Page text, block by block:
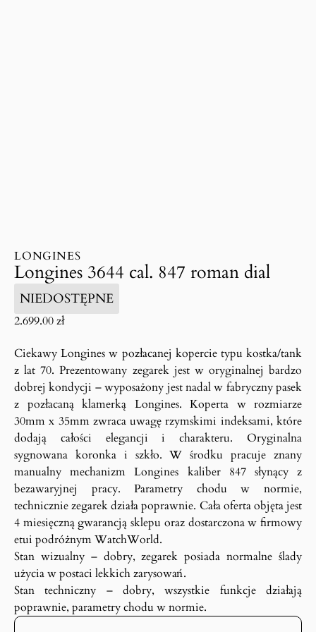
LONGINES
Longines 3644 cal. 847 roman dial
NIEDOSTĘPNE
2.699.00zł
Ciekawy Longines w pozłacanej kopercie typu kostka/tank
z lat 70. Prezentowany zegarek jest w oryginalnej bardzo
dobrej kondycji – wyposażony jest nadal w fabryczny pasek
z pozłacaną klamerką Longines. Koperta w rozmiarze
30mm x 35mm zwraca uwagę rzymskimi indeksami, które
dodają całości elegancji i charakteru. Oryginalna
sygnowana koronka i szkło. W środku pracuje znany
manualny mechanizm Longines kaliber 847 słynący z
bezawaryjnej pracy. Parametry chodu w normie,
technicznie zegarek działa poprawnie. Cała oferta objęta jest
4 miesięczną gwarancją sklepu oraz dostarczona w firmowy
etui podróżnym WatchWorld.
Stan wizualny – dobry, zegarek posiada normalne ślady
użycia w postaci lekkich zarysowań.
Stan techniczny – dobry, wszystkie funkcje działają
poprawnie, parametry chodu w normie.